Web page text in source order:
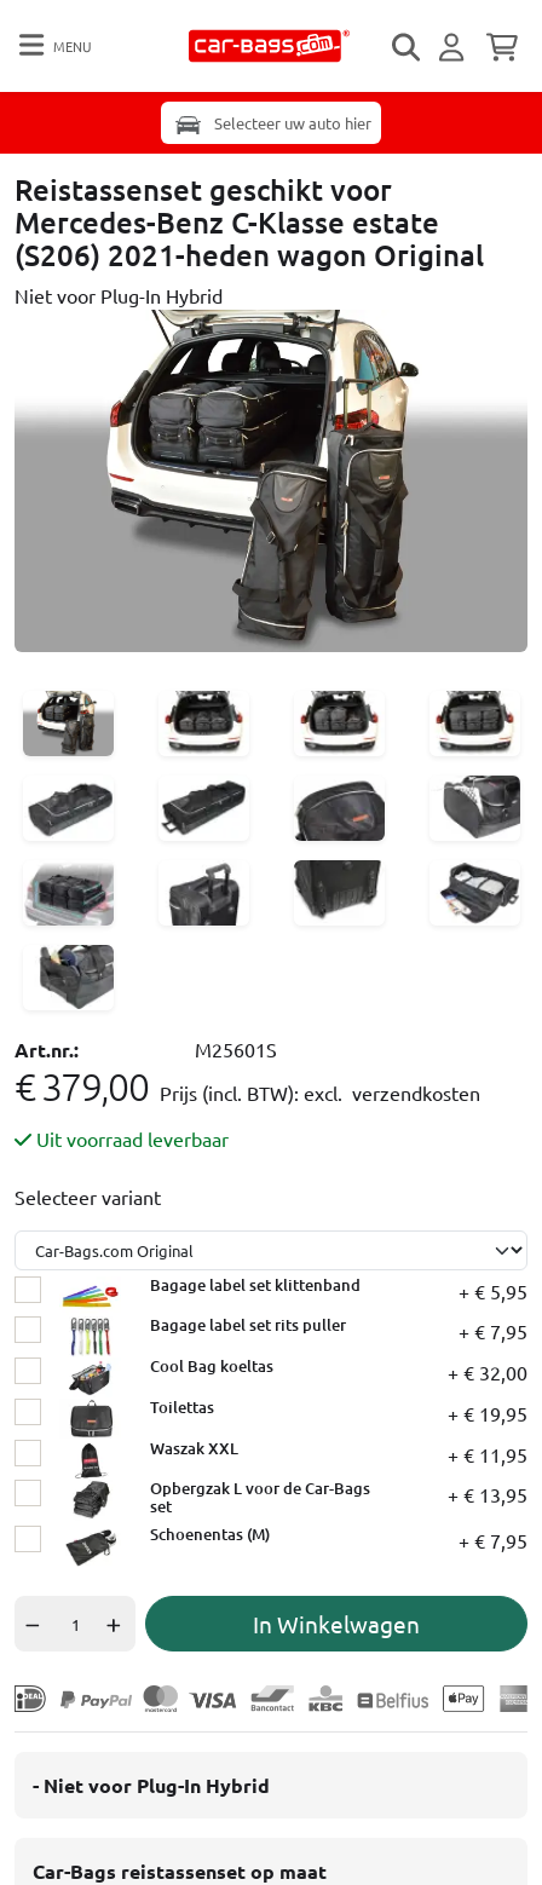
MENU
Selecteer uw auto hier
Reistassenset geschikt voor
Mercedes-Benz C-Klasse estate
(S206) 2021-heden wagon Original
Niet voor Plug-In Hybrid
Art.nr.: M25601S
€ 379,00 Prijs (incl. BTW): excl. verzendkosten
Uit voorraad leverbaar
Selecteer variant
Bagage label set klittenband + € 5,95
Bagage label set rits puller + € 7,95
Cool Bag koeltas + € 32,00
Toilettas + € 19,95
Waszak XXL + € 11,95
Opbergzak L voor de Car-Bags
set
+ € 13,95
Schoenentas (M) + € 7,95
In Winkelwagen
- Niet voor Plug-In Hybrid
Car-Bags reistassenset op maat